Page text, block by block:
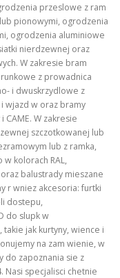
przeslowe z ram
pionowymi, ogrodzenia
ogrodzenia aluminiowe
nierdzewnej oraz
W zakresie bram
z prowadnica
i dwuskrzydlowe z
wjazd w oraz bramy
CAME. W zakresie
szczotkowanej lub
lub z ramka,
kolorach RAL,
balustrady mieszane
r wniez akcesoria: furtki
dostepu,
do slupk w
jak kurtyny, wience i
na zam wienie, w
do zapoznania sie z
Nasi specjalisci chetnie